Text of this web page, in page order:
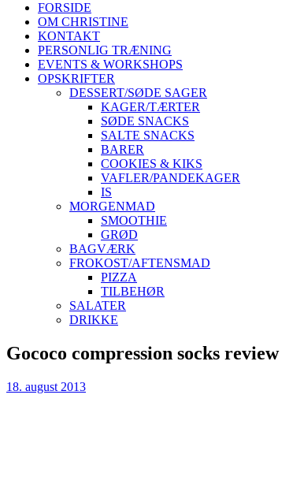
FORSIDE
OM CHRISTINE
KONTAKT
PERSONLIG TRÆNING
EVENTS & WORKSHOPS
OPSKRIFTER
DESSERT/SØDE SAGER
KAGER/TÆRTER
SØDE SNACKS
SALTE SNACKS
BARER
COOKIES & KIKS
VAFLER/PANDEKAGER
IS
MORGENMAD
SMOOTHIE
GRØD
BAGVÆRK
FROKOST/AFTENSMAD
PIZZA
TILBEHØR
SALATER
DRIKKE
Skip
to
Gococo compression socks review
18. august 2013